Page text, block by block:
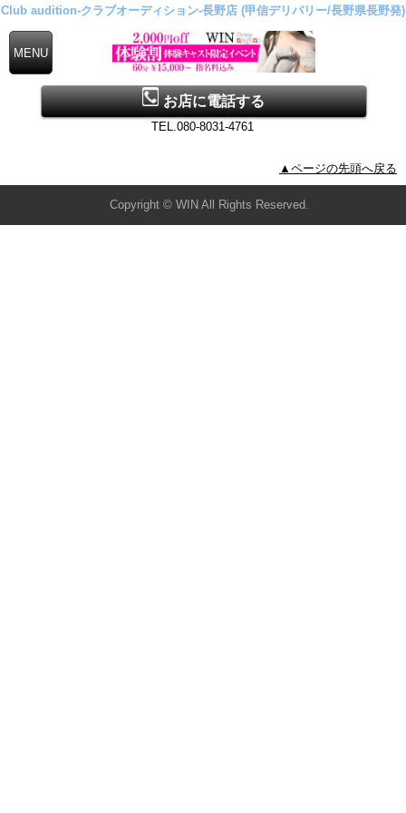
Club audition-クラブオーディション-長野店 (甲信デリバリー/長野県長野発)
お店に電話する
TEL.080-8031-4761
▲ページの先頭へ戻る
Copyright © WIN All Rights Reserved.